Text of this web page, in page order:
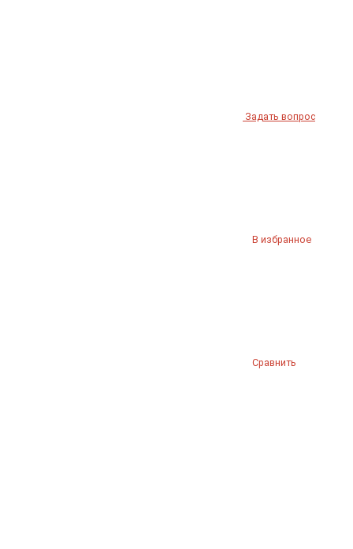
Задать вопрос
В избранное
Сравнить